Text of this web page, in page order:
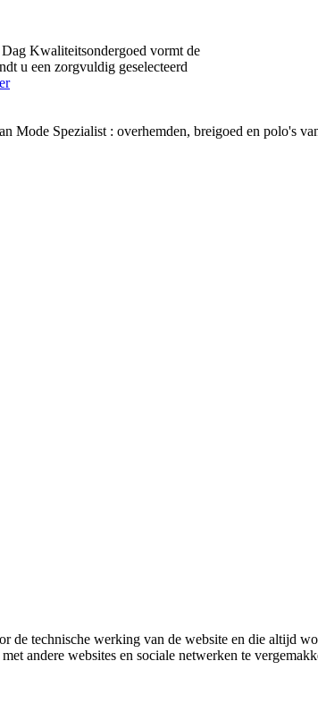
Kwaliteitsondergoed vormt de
u een zorgvuldig geselecteerd
Mode Spezialist : overhemden, breigoed en
de technische werking van de website en die altijd
andere websites en sociale netwerken te